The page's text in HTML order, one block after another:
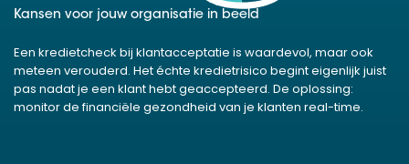
Kansen voor jouw organisatie in beeld
Een kredietcheck bij klantacceptatie is waardevol, maar ook
meteen verouderd. Het échte kredietrisico begint eigenlijk juist
pas nadat je een klant hebt geaccepteerd. De oplossing:
monitor de financiële gezondheid van je klanten real-time.